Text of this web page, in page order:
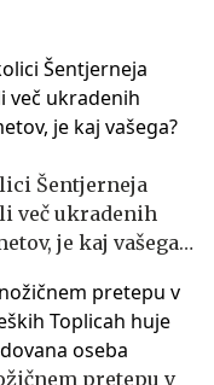
Šentjerneja
več ukradenih
je kaj vašega?
pretepu v